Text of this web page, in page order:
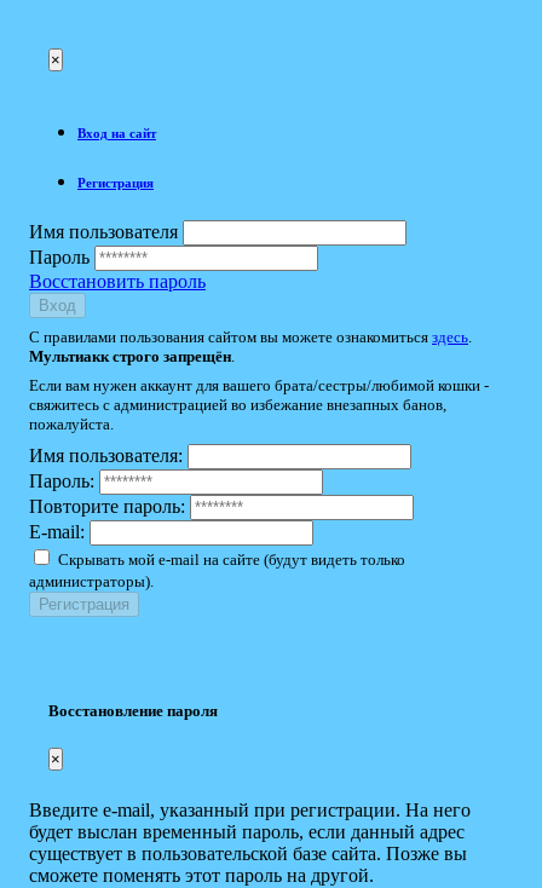
×
Вход на сайт
Регистрация
Имя пользователя
Пароль
Восстановить пароль
Вход
С правилами пользования сайтом вы можете ознакомиться здесь
Мультиакк строго запрещён
Если вам нужен аккаунт для вашего брата/сестры/любимой кошки -
свяжитесь с администрацией во избежание внезапных банов,
пожалуйста.
Имя пользователя:
Пароль:
Повторите пароль:
E-mail:
Скрывать мой e-mail на сайте (будут видеть только
администраторы).
Восстановление пароля
×
Введите e-mail, указанный при регистрации. На него
будет выслан временный пароль, если данный адрес
существует в пользовательской базе сайта. Позже вы
сможете поменять этот пароль на другой.